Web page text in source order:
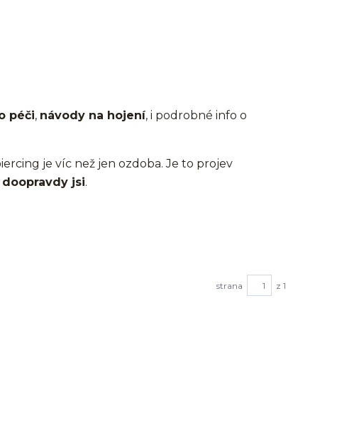
péči, návody na hojení, i podrobné info o
je víc než jen ozdoba. Je to projev
jsi.
strana z 1